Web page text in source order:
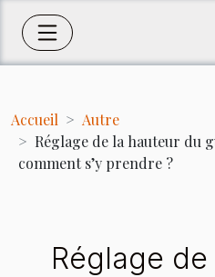
Accueil
Autre
Réglage de la hauteur du
comment s’y prendre ?
Réglage